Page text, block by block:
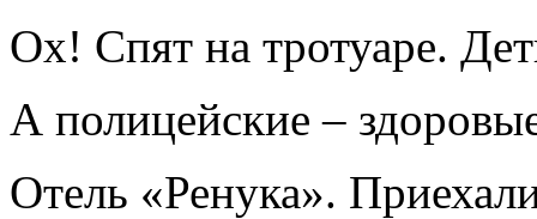
Ох! Спят на тротуаре.
А полицейские –
Отель «Ренука».